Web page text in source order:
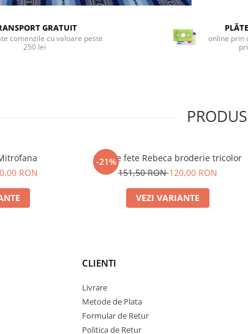
GRATUIT
comenzile cu valoare peste
250 lei
online prin
RON
-21%
Rochie fete Rebeca broderie tricolor
151,50 RON120,00 RON
VEZI VARIANTE
CLIENTI
Livrare
Metode de Plata
Formular de Retur
Politica de Retur